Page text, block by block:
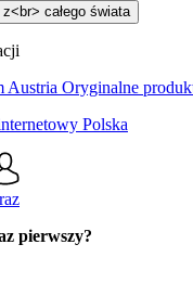
Oryginalne
pierwszy?